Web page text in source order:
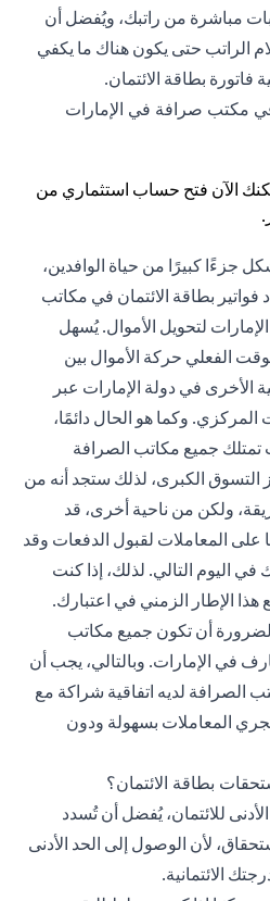
مباشرة من راتبك، ويُفضل أن
الراتب حتى يكون هناك ما يكفي
بطاقة الائتمان.
في مكتب صرافة في الإمارات
جزءًا كبيرًا من حياة الوافدين،
بطاقة الائتمان في مكاتب
لتحويل الأموال. يُسهل
الفعلي حركة الأموال بين
في دولة الإمارات عبر
وكما هو الحال دائمًا،
تمتلك جميع مكاتب الصرافة
التسوق الكبرى، لذلك ستجد أنه من
ولكن من ناحية أخرى، قد
المعاملات لقبول الدفعات وقد
في اليوم التالي. لذلك، إذا كنت
الإطار الزمني في اعتبارك.
أن تكون جميع مكاتب
في الإمارات. وبالتالي، يجب أن
الصرافة لديه اتفاقية شراكة مع
المعاملات بسهولة ودون
بطاقة الائتمان؟
للائتمان، يُفضل أن تُسدد
لأن الوصول إلى الحد الأدنى
الائتمانية.